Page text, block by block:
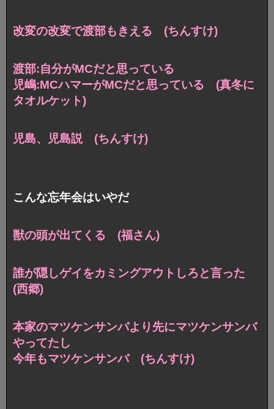
改変の改変で渡部もきえる (ちんすけ)
渡部:自分がMCだと思っている
児嶋:MCハマーがMCだと思っている (真冬に
タオルケット)
児島、児島説 (ちんすけ)
こんな忘年会はいやだ
獣の頭が出てくる (福さん)
誰が隠しゲイをカミングアウトしろと言った
(西郷)
本家のマツケンサンバより先にマツケンサンバ
やってたし
今年もマツケンサンバ (ちんすけ)